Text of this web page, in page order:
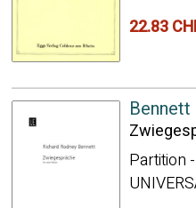
22.83
Bennett
Partition